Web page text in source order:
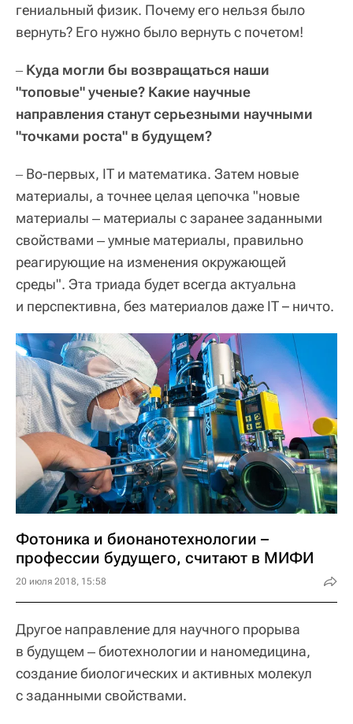
гениальный физик. Почему его нельзя было
вернуть? Его нужно было вернуть с почетом!
– Куда могли бы возвращаться наши
"топовые" ученые? Какие научные
направления станут серьезными научными
"точками роста" в будущем?
– Во-первых, IT и математика. Затем новые
материалы, а точнее целая цепочка "новые
материалы ‒ материалы с заранее заданными
свойствами ‒ умные материалы, правильно
реагирующие на изменения окружающей
среды". Эта триада будет всегда актуальна
и перспективна, без материалов даже IT – ничто.
Фотоника и бионанотехнологии –
профессии будущего, считают в МИФИ
20 июля 2018, 15:58
Другое направление для научного прорыва
в будущем ‒ биотехнологии и наномедицина,
создание биологических и активных молекул
с заданными свойствами.